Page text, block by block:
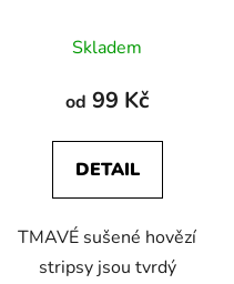
hodnocení
produktu
5,0
z
hvězdiček.
Skladem
od 99 Kč
DETAIL
TMAVÉ sušené hovězí
stripsy jsou tvrdý